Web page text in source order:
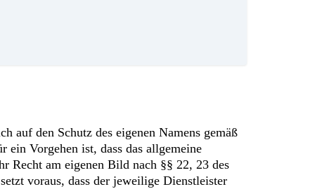
auf den Schutz des eigenen Namens gemäß
Vorgehen ist, dass das allgemeine
Recht am eigenen Bild nach §§ 22, 23 des
voraus, dass der jeweilige Dienstleister